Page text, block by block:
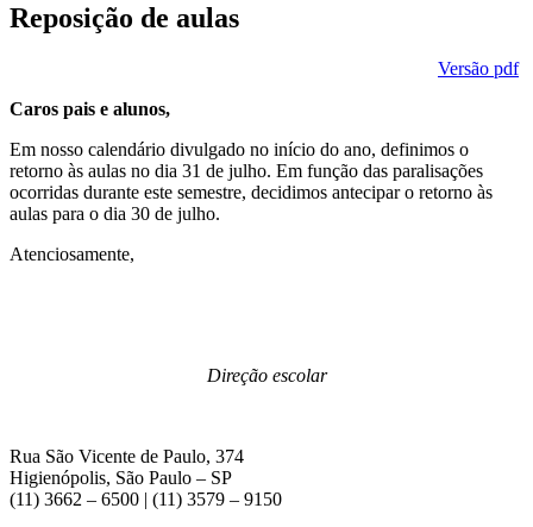
Reposição de aulas
Versão pdf
Caros pais e alunos,
Em nosso calendário divulgado no início do ano, definimos o
retorno às aulas no dia 31 de julho. Em função das paralisações
ocorridas durante este semestre, decidimos antecipar o retorno às
aulas para o dia 30 de julho.
Atenciosamente,
Direção escolar
Rua São Vicente de Paulo, 374
Higienópolis, São Paulo – SP
(11) 3662 – 6500 | (11) 3579 – 9150